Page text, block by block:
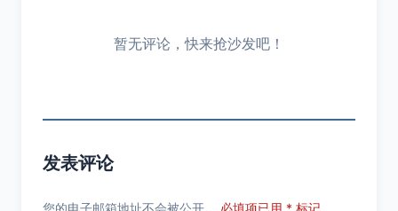
暂无评论，快来抢沙发吧！
发表评论
您的电子邮箱地址不会被公开。 必填项已用 * 标记